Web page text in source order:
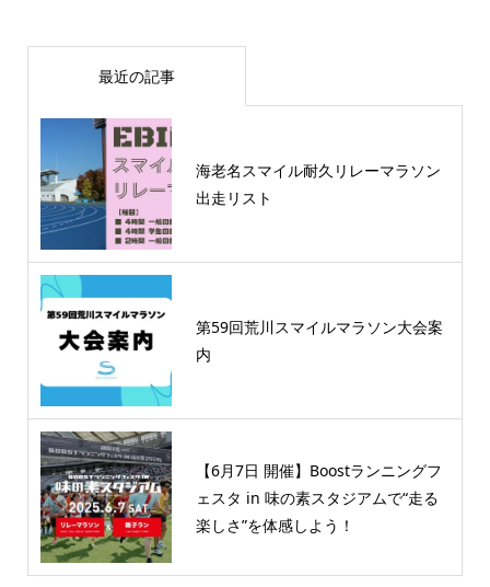
最近の記事
海老名スマイル耐久リレーマラソン
出走リスト
第59回荒川スマイルマラソン大会案
内
【6月7日 開催】Boostランニングフ
ェスタ in 味の素スタジアムで“走る
楽しさ”を体感しよう！